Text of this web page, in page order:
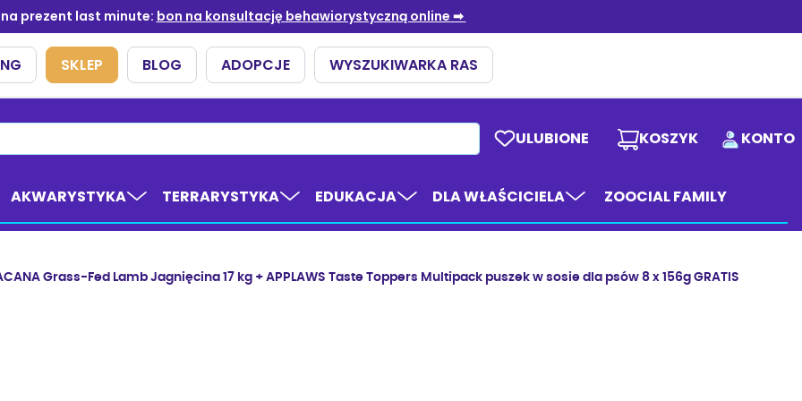
KOSZYK
ULUBIONE KONTO
AKWARYSTYKA TERRARYSTYKA EDUKACJA DLA WŁAŚCICIELA ZOOCIAL FAMILY
Grass-Fed Lamb Jagnięcina 17 kg + APPLAWS Taste Toppers Multipack puszek w sosie dla psów 8 x 156g GRATIS